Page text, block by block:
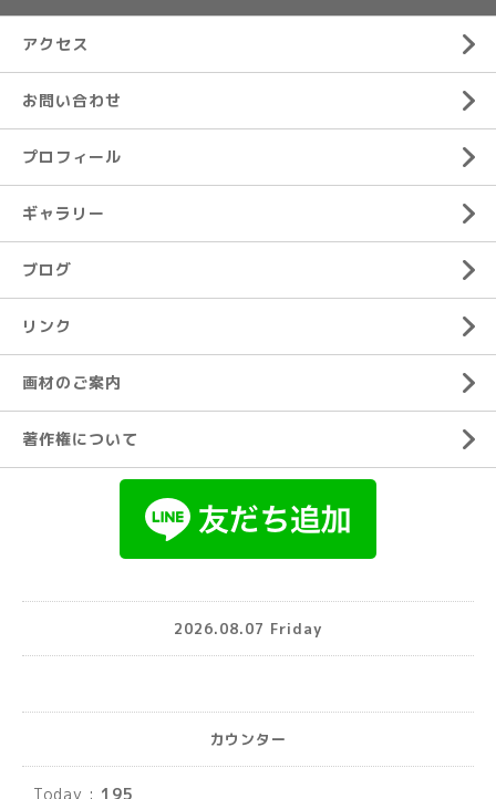
アクセス
お問い合わせ
プロフィール
ギャラリー
ブログ
リンク
画材のご案内
著作権について
2026.08.07 Friday
カウンター
Today : 195